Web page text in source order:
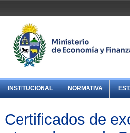
INSTITUCIONAL NORMATIVA
Certificados de